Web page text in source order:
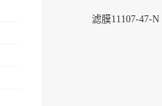
滤膜11107-47-N